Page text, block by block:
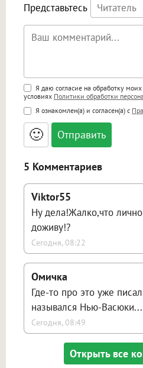
Представьтесь
Поддержка HTML
<b>, <strong>, <u>, <i>,
<small>, <sup>, <sub>,
<blockquote>, <code>
адреса URL
ссылками, и [img]адрес[/
Я даю согласие на обработку
условиях Политики обработки
Я ознакомлен(а) и согласен(а) с
🙂
5 Комментариев
Viktor55
Ну дела!Жалко,что
доживу!?
Сегодня, 08:22
Омичка
Где-то про это уже
назывался Нью-Васюки...
Сегодня, 08:49
Открыть все